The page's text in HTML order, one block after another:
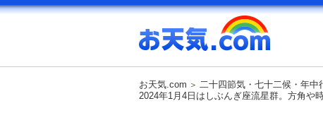
お天気.com 二十四節気・七十二候・年中
2024年1月4日はしぶんぎ座流星群。方角や